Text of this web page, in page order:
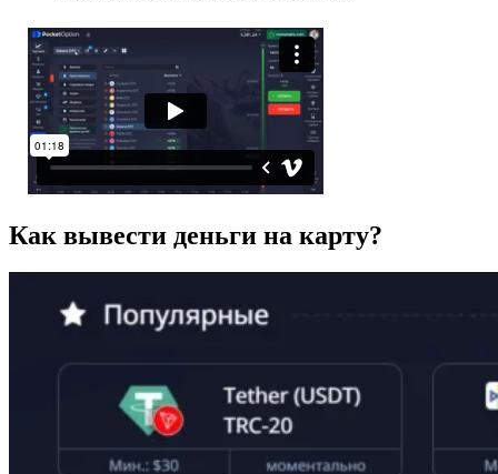
Как вывести деньги на карту?